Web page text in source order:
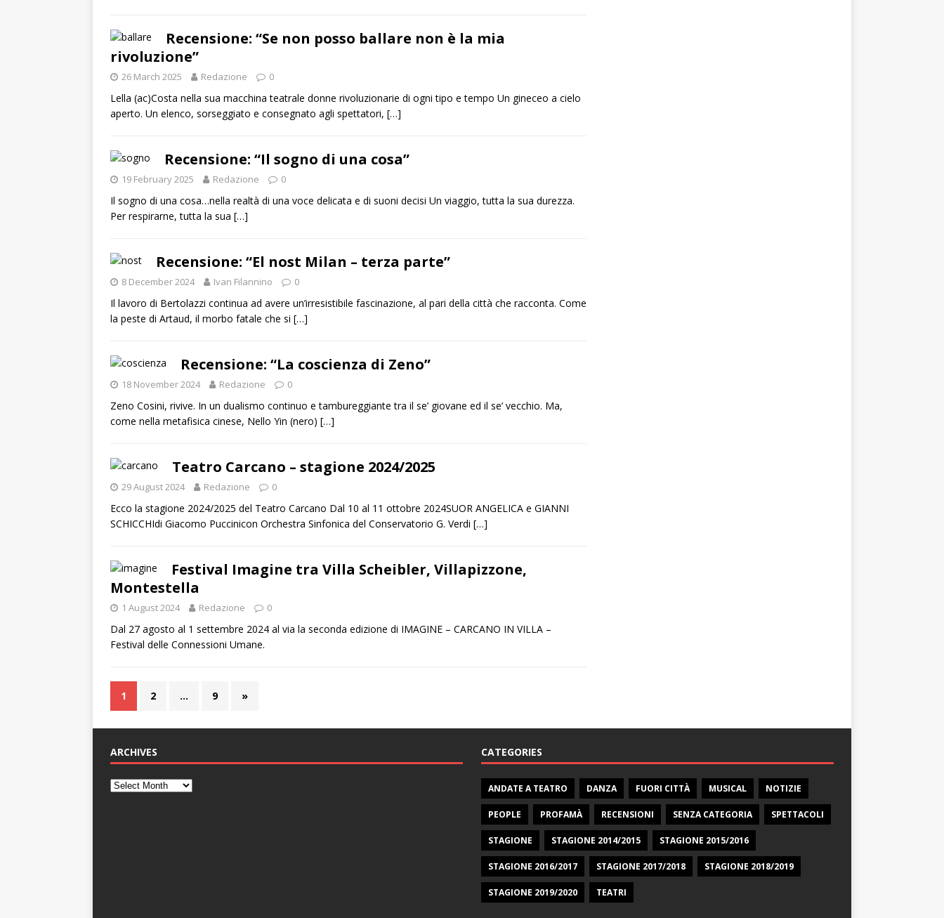
Recensione: “Se non posso ballare non è la mia
rivoluzione”
26 March 2025 Redazione 0
Lella (ac)Costa nella sua macchina teatrale donne rivoluzionarie di ogni tipo e tempo Un gineceo a cielo
aperto. Un elenco, sorseggiato e consegnato agli spettatori, […]
Recensione: “Il sogno di una cosa”
19 February 2025 Redazione 0
Il sogno di una cosa…nella realtà di una voce delicata e di suoni decisi Un viaggio, tutta la sua durezza.
Per respirarne, tutta la sua […]
Recensione: “El nost Milan – terza parte”
8 December 2024 Ivan Filannino 0
Il lavoro di Bertolazzi continua ad avere un’irresistibile fascinazione, al pari della città che racconta. Come
la peste di Artaud, il morbo fatale che si […]
Recensione: “La coscienza di Zeno”
18 November 2024 Redazione 0
Zeno Cosini, rivive. In un dualismo continuo e tambureggiante tra il se’ giovane ed il se’ vecchio. Ma,
come nella metafisica cinese, Nello Yin (nero) […]
Teatro Carcano – stagione 2024/2025
29 August 2024 Redazione 0
Ecco la stagione 2024/2025 del Teatro Carcano Dal 10 al 11 ottobre 2024SUOR ANGELICA e GIANNI
SCHICCHIdi Giacomo Puccinicon Orchestra Sinfonica del Conservatorio G. Verdi […]
Festival Imagine tra Villa Scheibler, Villapizzone,
Montestella
1 August 2024 Redazione 0
Dal 27 agosto al 1 settembre 2024 al via la seconda edizione di IMAGINE – CARCANO IN VILLA –
Festival delle Connessioni Umane.
1 2 … 9 »
ARCHIVES CATEGORIES
ANDATE A TEATRO DANZA FUORI CITTÀ MUSICAL NOTIZIE
PEOPLE PROFAMÀ RECENSIONI SENZA CATEGORIA SPETTACOLI
STAGIONE STAGIONE 2014/2015 STAGIONE 2015/2016
STAGIONE 2016/2017 STAGIONE 2017/2018 STAGIONE 2018/2019
STAGIONE 2019/2020 TEATRI